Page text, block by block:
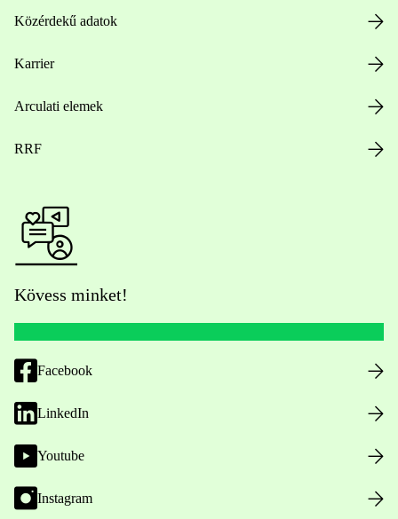
Közérdekű adatok
Karrier
Arculati elemek
RRF
Kövess minket!
Facebook
LinkedIn
Youtube
Instagram